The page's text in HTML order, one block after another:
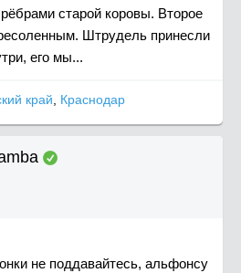
старой коровы. Второе
Штрудель принесли
его мы...
край Краснодар
не поддавайтесь, альфонсу